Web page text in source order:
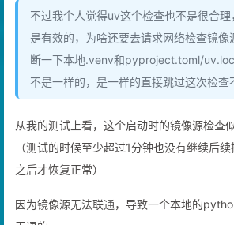
不过我个人觉得uv这个检查也不是很合
是有效的，为啥还要去请求网络检查镜像
断一下本地.venv和pyproject.toml/
不是一样的，是一样的直接跳过这次检查
从我的测试上看，这个启动时的镜像源检查
（测试的时候至少超过1分钟也没有继续后
之后才恢复正常）
因为镜像源无法联通，导致一个本地的